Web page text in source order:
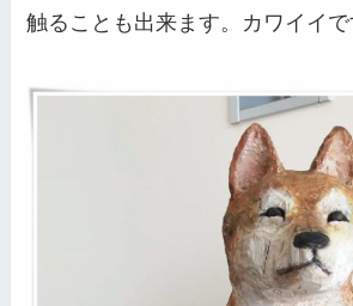
触ることも出来ます。カワイイで